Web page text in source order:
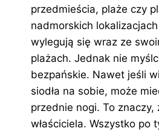
przedmieścia, plaże czy
nadmorskich
wylegują się wraz ze
plażach. Jednak nie
bezpańskie. Nawet jeśli
siodła na sobie, może
przednie nogi. To znaczy,
właściciela. Wszystko po